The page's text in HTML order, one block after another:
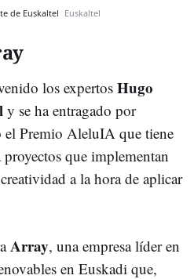
de Euskaltel Euskaltel
los expertos Hugo
y se ha entragado por
el Premio AleluIA que tiene
que implementan
a la hora de aplicar
Array, una empresa líder en
en Euskadi que,